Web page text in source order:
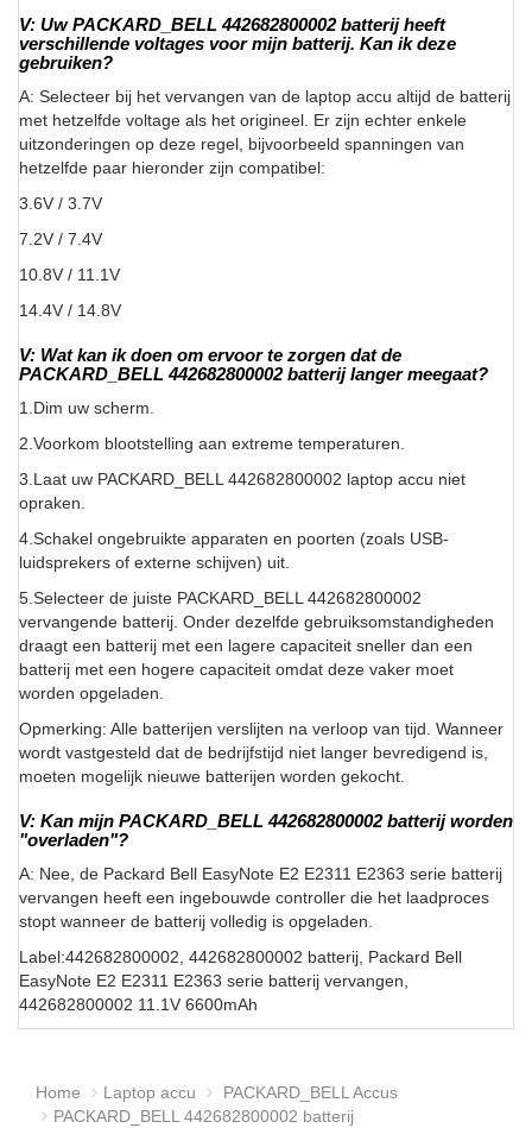
V: Uw PACKARD_BELL 442682800002 batterij heeft
verschillende voltages voor mijn batterij. Kan ik deze
gebruiken?
A: Selecteer bij het vervangen van de laptop accu altijd de batterij
met hetzelfde voltage als het origineel. Er zijn echter enkele
uitzonderingen op deze regel, bijvoorbeeld spanningen van
hetzelfde paar hieronder zijn compatibel:
3.6V / 3.7V
7.2V / 7.4V
10.8V / 11.1V
14.4V / 14.8V
V: Wat kan ik doen om ervoor te zorgen dat de
PACKARD_BELL 442682800002 batterij langer meegaat?
1.Dim uw scherm.
2.Voorkom blootstelling aan extreme temperaturen.
3.Laat uw PACKARD_BELL 442682800002 laptop accu niet
opraken.
4.Schakel ongebruikte apparaten en poorten (zoals USB-
luidsprekers of externe schijven) uit.
5.Selecteer de juiste PACKARD_BELL 442682800002
vervangende batterij. Onder dezelfde gebruiksomstandigheden
draagt een batterij met een lagere capaciteit sneller dan een
batterij met een hogere capaciteit omdat deze vaker moet
worden opgeladen.
Opmerking: Alle batterijen verslijten na verloop van tijd. Wanneer
wordt vastgesteld dat de bedrijfstijd niet langer bevredigend is,
moeten mogelijk nieuwe batterijen worden gekocht.
V: Kan mijn PACKARD_BELL 442682800002 batterij worden
"overladen"?
A: Nee, de Packard Bell EasyNote E2 E2311 E2363 serie batterij
vervangen heeft een ingebouwde controller die het laadproces
stopt wanneer de batterij volledig is opgeladen.
Label:442682800002, 442682800002 batterij, Packard Bell
EasyNote E2 E2311 E2363 serie batterij vervangen,
442682800002 11.1V 6600mAh
Home Laptop accu
PACKARD_BELL Accus
PACKARD_BELL 442682800002 batterij